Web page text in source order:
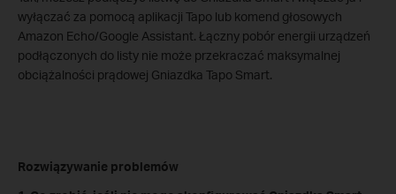
wyłączać za pomocą aplikacji Tapo lub komend głosowych
Amazon Echo/Google Assistant. Łączny pobór energii urządzeń
podłączonych do listy nie może przekraczać maksymalnej
obciążalności prądowej Gniazdka Tapo Smart.
Rozwiązywanie problemów